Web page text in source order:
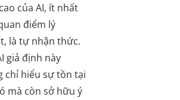
của AI, ít nhất
điểm lý
là tự nhận thức.
giả định này
chỉ hiểu sự tồn tại
mà còn sở hữu ý